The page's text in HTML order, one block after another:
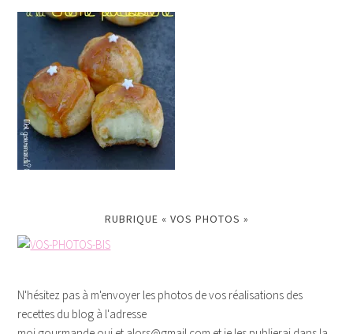
RUBRIQUE « VOS PHOTOS »
N'hésitez pas à m'envoyer les photos de vos réalisations des
recettes du blog à l'adresse